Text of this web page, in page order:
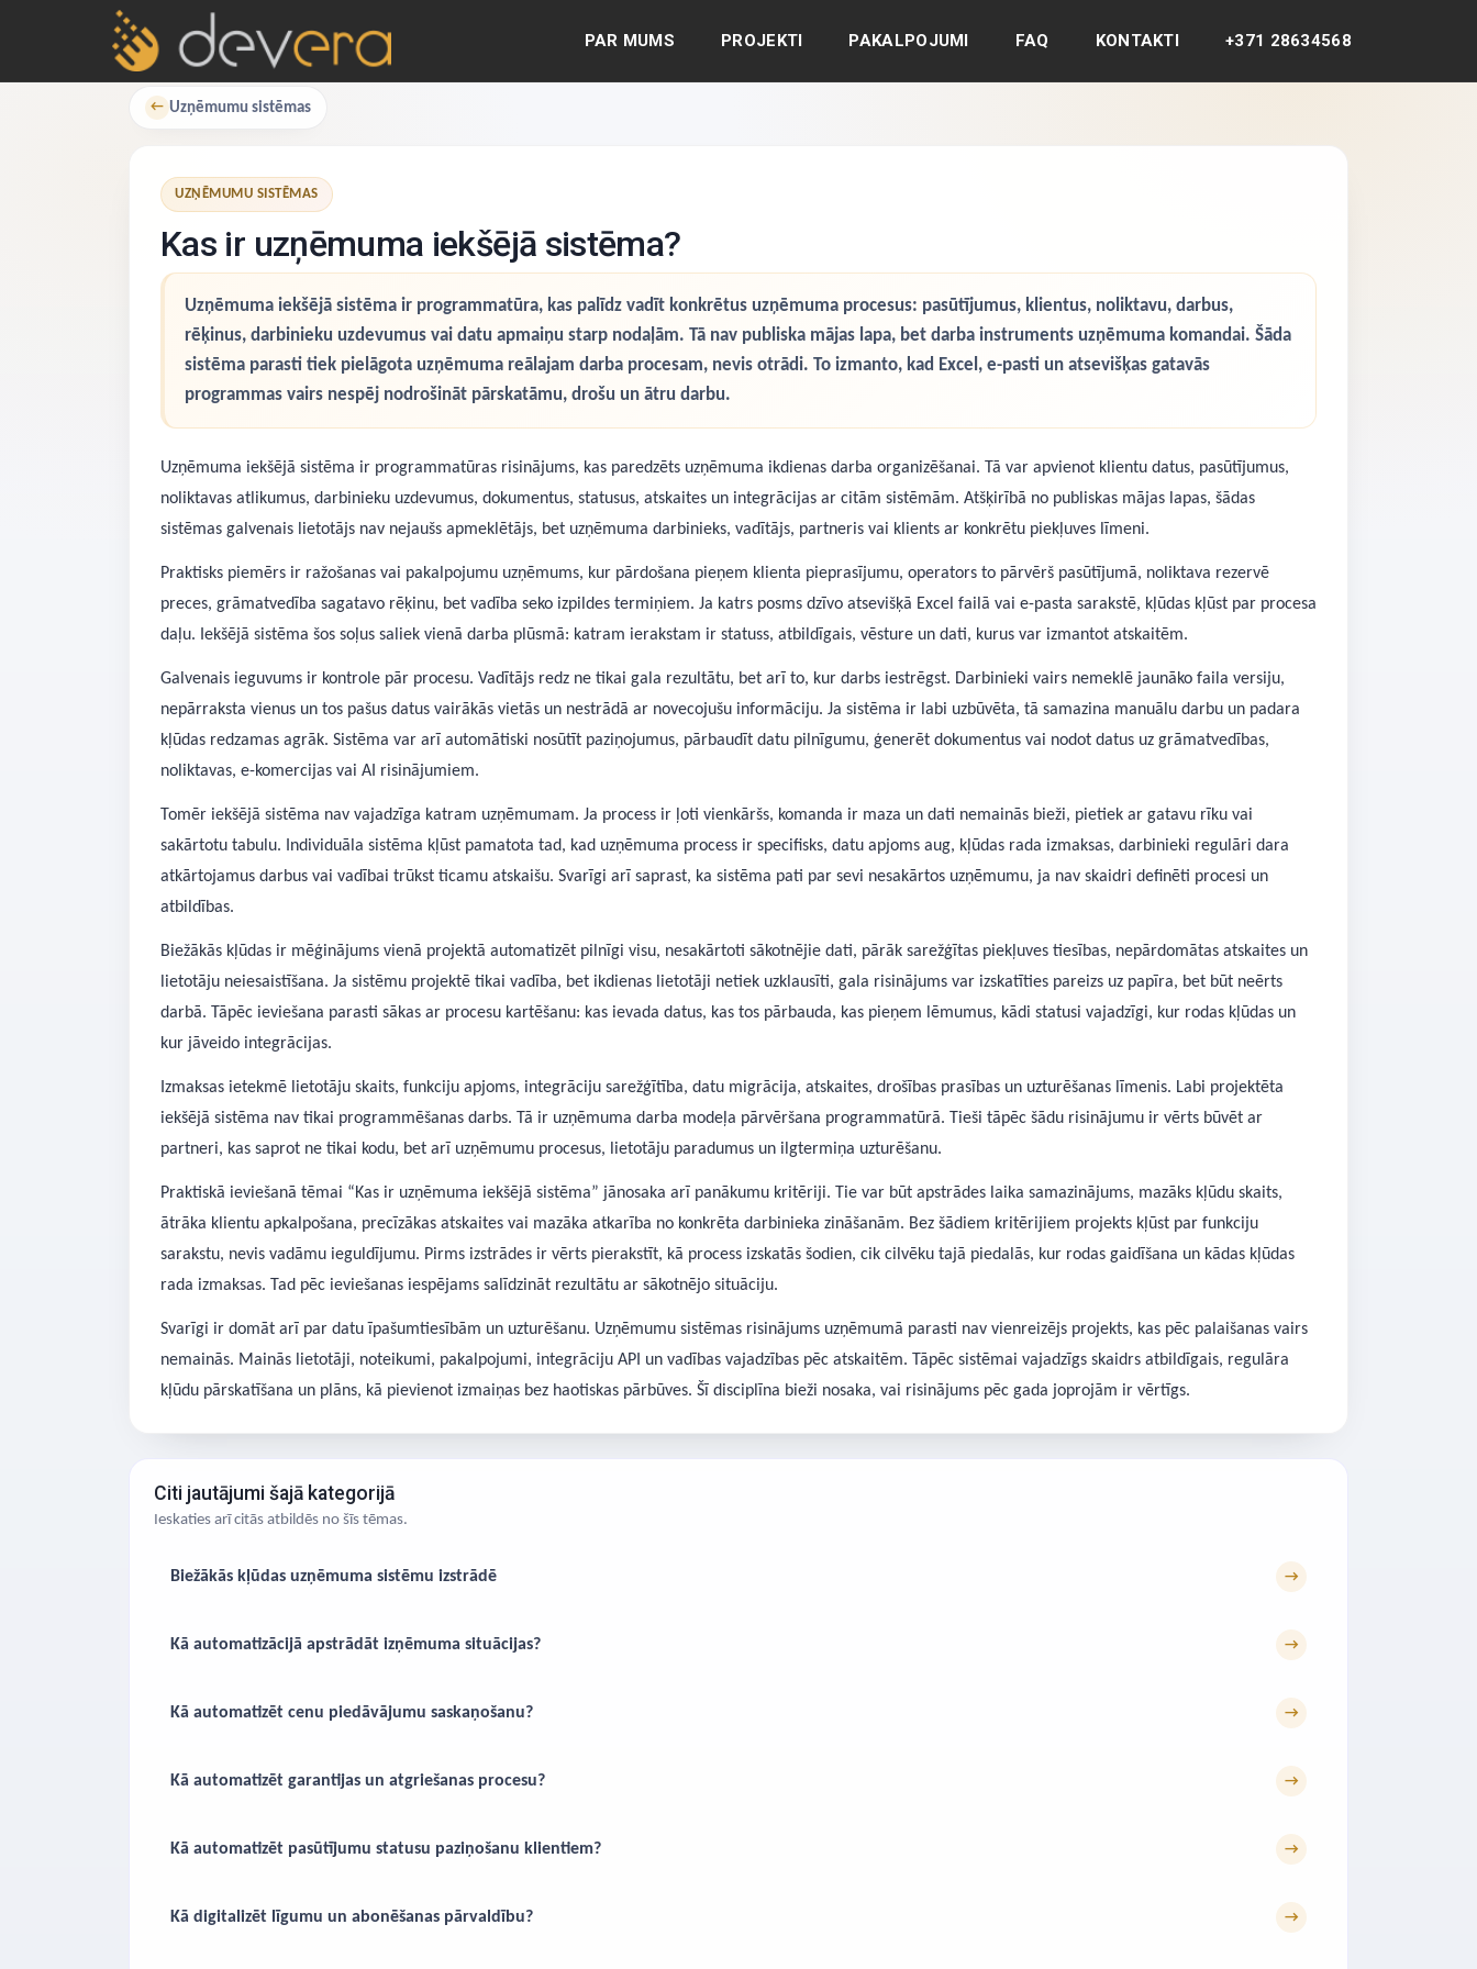
PAR MUMS PROJEKTI PAKALPOJUMI FAQ KONTAKTI +371 28634568
← Uzņēmumu sistēmas
UZŅĒMUMU SISTĒMAS
Kas ir uzņēmuma iekšējā sistēma?
Uzņēmuma iekšējā sistēma ir programmatūra, kas palīdz vadīt konkrētus uzņēmuma procesus: pasūtījumus, klientus, noliktavu, darbus,
rēķinus, darbinieku uzdevumus vai datu apmaiņu starp nodaļām. Tā nav publiska mājas lapa, bet darba instruments uzņēmuma komandai. Šāda
sistēma parasti tiek pielāgota uzņēmuma reālajam darba procesam, nevis otrādi. To izmanto, kad Excel, e-pasti un atsevišķas gatavās
programmas vairs nespēj nodrošināt pārskatāmu, drošu un ātru darbu.
Uzņēmuma iekšējā sistēma ir programmatūras risinājums, kas paredzēts uzņēmuma ikdienas darba organizēšanai. Tā var apvienot klientu datus, pasūtījumus,
noliktavas atlikumus, darbinieku uzdevumus, dokumentus, statusus, atskaites un integrācijas ar citām sistēmām. Atšķirībā no publiskas mājas lapas, šādas
sistēmas galvenais lietotājs nav nejaušs apmeklētājs, bet uzņēmuma darbinieks, vadītājs, partneris vai klients ar konkrētu piekļuves līmeni.
Praktisks piemērs ir ražošanas vai pakalpojumu uzņēmums, kur pārdošana pieņem klienta pieprasījumu, operators to pārvērš pasūtījumā, noliktava rezervē
preces, grāmatvedība sagatavo rēķinu, bet vadība seko izpildes termiņiem. Ja katrs posms dzīvo atsevišķā Excel failā vai e-pasta sarakstē, kļūdas kļūst par procesa
daļu. Iekšējā sistēma šos soļus saliek vienā darba plūsmā: katram ierakstam ir statuss, atbildīgais, vēsture un dati, kurus var izmantot atskaitēm.
Galvenais ieguvums ir kontrole pār procesu. Vadītājs redz ne tikai gala rezultātu, bet arī to, kur darbs iestrēgst. Darbinieki vairs nemeklē jaunāko faila versiju,
nepārraksta vienus un tos pašus datus vairākās vietās un nestrādā ar novecojušu informāciju. Ja sistēma ir labi uzbūvēta, tā samazina manuālu darbu un padara
kļūdas redzamas agrāk. Sistēma var arī automātiski nosūtīt paziņojumus, pārbaudīt datu pilnīgumu, ģenerēt dokumentus vai nodot datus uz grāmatvedības,
noliktavas, e-komercijas vai AI risinājumiem.
Tomēr iekšējā sistēma nav vajadzīga katram uzņēmumam. Ja process ir ļoti vienkāršs, komanda ir maza un dati nemainās bieži, pietiek ar gatavu rīku vai
sakārtotu tabulu. Individuāla sistēma kļūst pamatota tad, kad uzņēmuma process ir specifisks, datu apjoms aug, kļūdas rada izmaksas, darbinieki regulāri dara
atkārtojamus darbus vai vadībai trūkst ticamu atskaišu. Svarīgi arī saprast, ka sistēma pati par sevi nesakārtos uzņēmumu, ja nav skaidri definēti procesi un
atbildības.
Biežākās kļūdas ir mēģinājums vienā projektā automatizēt pilnīgi visu, nesakārtoti sākotnējie dati, pārāk sarežģītas piekļuves tiesības, nepārdomātas atskaites un
lietotāju neiesaistīšana. Ja sistēmu projektē tikai vadība, bet ikdienas lietotāji netiek uzklausīti, gala risinājums var izskatīties pareizs uz papīra, bet būt neērts
darbā. Tāpēc ieviešana parasti sākas ar procesu kartēšanu: kas ievada datus, kas tos pārbauda, kas pieņem lēmumus, kādi statusi vajadzīgi, kur rodas kļūdas un
kur jāveido integrācijas.
Izmaksas ietekmē lietotāju skaits, funkciju apjoms, integrāciju sarežģītība, datu migrācija, atskaites, drošības prasības un uzturēšanas līmenis. Labi projektēta
iekšējā sistēma nav tikai programmēšanas darbs. Tā ir uzņēmuma darba modeļa pārvēršana programmatūrā. Tieši tāpēc šādu risinājumu ir vērts būvēt ar
partneri, kas saprot ne tikai kodu, bet arī uzņēmumu procesus, lietotāju paradumus un ilgtermiņa uzturēšanu.
Praktiskā ieviešanā tēmai “Kas ir uzņēmuma iekšējā sistēma” jānosaka arī panākumu kritēriji. Tie var būt apstrādes laika samazinājums, mazāks kļūdu skaits,
ātrāka klientu apkalpošana, precīzākas atskaites vai mazāka atkarība no konkrēta darbinieka zināšanām. Bez šādiem kritērijiem projekts kļūst par funkciju
sarakstu, nevis vadāmu ieguldījumu. Pirms izstrādes ir vērts pierakstīt, kā process izskatās šodien, cik cilvēku tajā piedalās, kur rodas gaidīšana un kādas kļūdas
rada izmaksas. Tad pēc ieviešanas iespējams salīdzināt rezultātu ar sākotnējo situāciju.
Svarīgi ir domāt arī par datu īpašumtiesībām un uzturēšanu. Uzņēmumu sistēmas risinājums uzņēmumā parasti nav vienreizējs projekts, kas pēc palaišanas vairs
nemainās. Mainās lietotāji, noteikumi, pakalpojumi, integrāciju API un vadības vajadzības pēc atskaitēm. Tāpēc sistēmai vajadzīgs skaidrs atbildīgais, regulāra
kļūdu pārskatīšana un plāns, kā pievienot izmaiņas bez haotiskas pārbūves. Šī disciplīna bieži nosaka, vai risinājums pēc gada joprojām ir vērtīgs.
Citi jautājumi šajā kategorijā
Ieskaties arī citās atbildēs no šīs tēmas.
Biežākās kļūdas uzņēmuma sistēmu izstrādē →
Kā automatizācijā apstrādāt izņēmuma situācijas? →
Kā automatizēt cenu piedāvājumu saskaņošanu? →
Kā automatizēt garantijas un atgriešanas procesu? →
Kā automatizēt pasūtījumu statusu paziņošanu klientiem? →
Kā digitalizēt līgumu un abonēšanas pārvaldību? →